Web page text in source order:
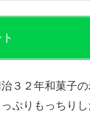
治３２年和菓子
っぷりもっちり